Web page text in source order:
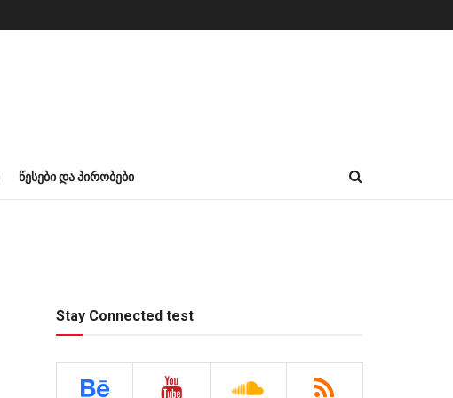
ᲬᲔᲡᲔᲑᲘ ᲓᲐ ᲞᲘᲠᲝᲑᲔᲑᲘ
Stay Connected test